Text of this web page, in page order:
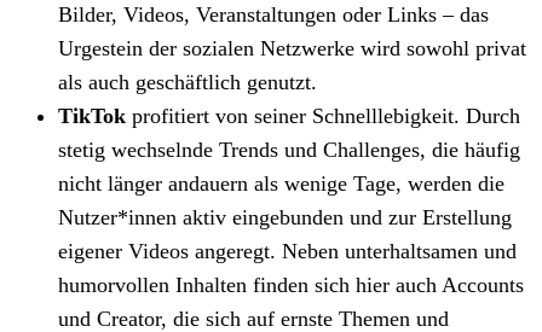
Bilder, Videos, Veranstaltungen oder Links – das
Urgestein der sozialen Netzwerke wird sowohl privat
als auch geschäftlich genutzt.
TikTok profitiert von seiner Schnelllebigkeit. Durch
stetig wechselnde Trends und Challenges, die häufig
nicht länger andauern als wenige Tage, werden die
Nutzer*innen aktiv eingebunden und zur Erstellung
eigener Videos angeregt. Neben unterhaltsamen und
humorvollen Inhalten finden sich hier auch Accounts
und Creator, die sich auf ernste Themen und